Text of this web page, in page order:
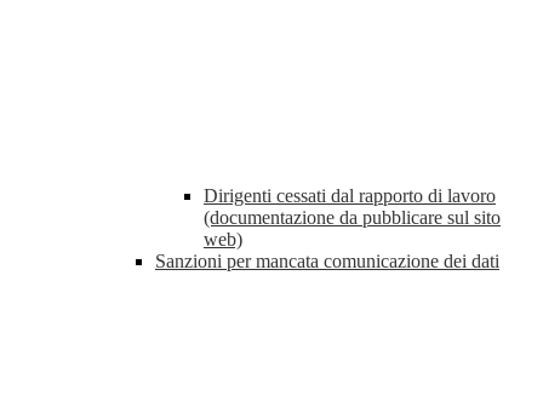
Dirigenti cessati dal rapporto di lavoro
(documentazione da pubblicare sul sito
web)
Sanzioni per mancata comunicazione dei dati